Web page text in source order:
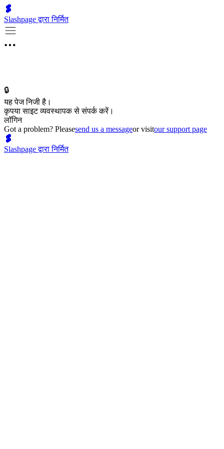
Slashpage द्वारा निर्मित
🔒
यह पेज निजी है।
कृपया साइट व्यवस्थापक से संपर्क करें।
लॉगिन
Got a problem? Pleasesend us a messageor visitour support page
Slashpage द्वारा निर्मित